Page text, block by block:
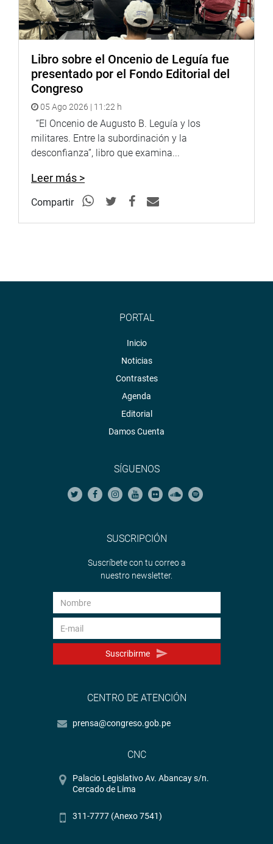
Libro sobre el Oncenio de Leguía fue
presentado por el Fondo Editorial del
Congreso
05 Ago 2026 | 11:22 h
“El Oncenio de Augusto B. Leguía y los
militares. Entre la subordinación y la
desconfianza”, libro que examina...
Leer más >
Compartir
PORTAL
Inicio
Noticias
Contrastes
Agenda
Editorial
Damos Cuenta
SÍGUENOS
SUSCRIPCIÓN
Suscríbete con tu correo a
nuestro newsletter.
Suscribirme
CENTRO DE ATENCIÓN
prensa@congreso.gob.pe
CNC
Palacio Legislativo Av. Abancay s/n.
Cercado de Lima
311-7777 (Anexo 7541)